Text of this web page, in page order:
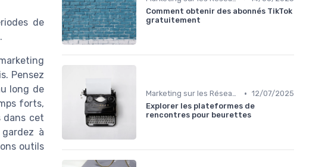
de
Pensez
long de
forts,
dans cet
à
outils
Comment obtenir des abonnés TikTok
gratuitement
Marketing sur les Réseaux Sociaux • 12/07/2025
Explorer les plateformes de
rencontres pour beurettes